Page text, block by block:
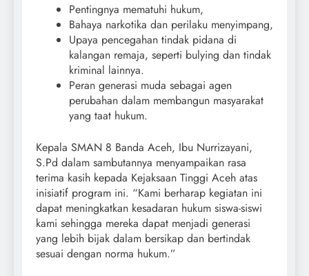
Pentingnya mematuhi hukum,
Bahaya narkotika dan perilaku menyimpang,
Upaya pencegahan tindak pidana di
kalangan remaja, seperti bulying dan tindak
kriminal lainnya.
Peran generasi muda sebagai agen
perubahan dalam membangun masyarakat
yang taat hukum.
Kepala SMAN 8 Banda Aceh, Ibu Nurrizayani,
S.Pd dalam sambutannya menyampaikan rasa
terima kasih kepada Kejaksaan Tinggi Aceh atas
inisiatif program ini. “Kami berharap kegiatan ini
dapat meningkatkan kesadaran hukum siswa-siswi
kami sehingga mereka dapat menjadi generasi
yang lebih bijak dalam bersikap dan bertindak
sesuai dengan norma hukum.”